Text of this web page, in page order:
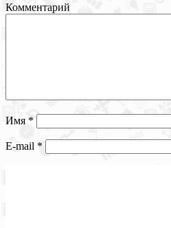
Комментарий
Имя *
E-mail *